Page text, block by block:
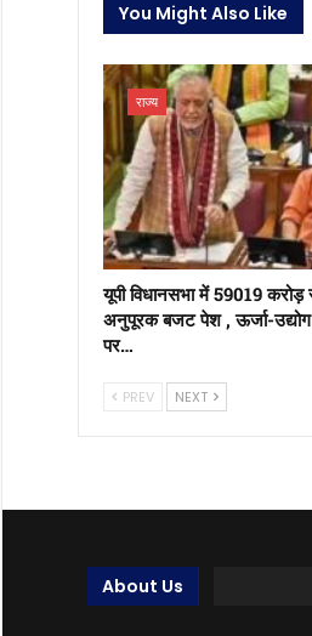
You Might Also Like
राज्य
यूपी विधानसभा में 59019 करोड़
अनुपूरक बजट पेश , ऊर्जा-
पर…
PREV NEXT
About Us